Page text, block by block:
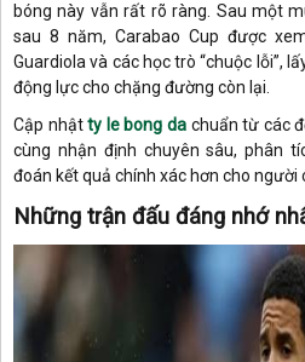
bóng này vẫn rất rõ ràng. Sau một
sau 8 năm, Carabao Cup được
Guardiola và các học trò “chuộc lỗi”,
động lực cho chặng đường còn lại.
Cập nhậtty le bong dachuẩn từ các
cùng nhận định chuyên sâu, phân
đoán kết quả chính xác hơn cho người
Những trận đấu đáng nhớ